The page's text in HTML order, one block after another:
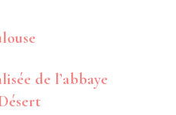
de l’abbaye